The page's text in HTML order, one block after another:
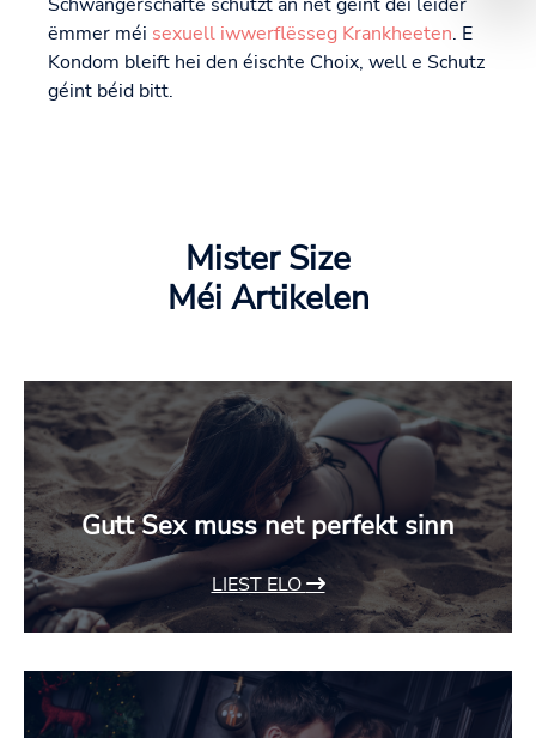
ëmmer méi sexuell iwwerflësseg Krankheeten. E
Kondom bleift hei den éischte Choix, well e Schutz
géint béid bitt.
Mister Size
Méi Artikelen
Gutt Sex muss net perfekt sinn
LIEST ELO